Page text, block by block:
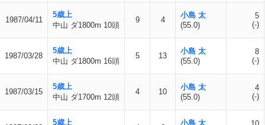
1987/04/11
5歳上
中山 ダ1800m 10頭
9 4
小島 太
(55.0)
5
(-)
1987/03/28
5歳上
中山 ダ1800m 16頭
5 13
小島 太
(55.0)
8
(-)
1987/03/15
5歳上
中山 ダ1700m 12頭
4 10
小島 太
(55.0)
4
(-)
5歳上
小島 太